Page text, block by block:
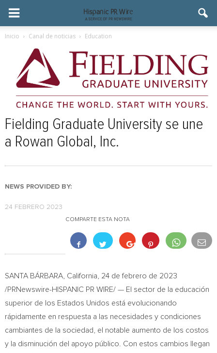
Inicio Canal de noticias Education
Fielding Graduate University se une
a Rowan Global, Inc.
NEWS PROVIDED BY:
24 FEBRERO 2023
COMPARTE ESTA NOTA
SANTA BÁRBARA, California
24 de febrero de 2023
/PRNewswire-HISPANIC PR WIRE/ — El sector de la educación
superior de los Estados Unidos está evolucionando
rápidamente en respuesta a las necesidades y condiciones
cambiantes de la sociedad, el notable aumento de los costos
y la disminución del apoyo público. Con estos cambios llegan